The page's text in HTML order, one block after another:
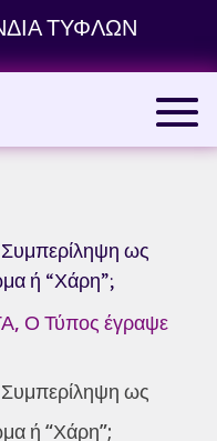
ΤΥΦΛΩΝ
ως
ή “Χάρη”;
,Ο Τύπος έγραψε
ως
ή “Χάρη”;